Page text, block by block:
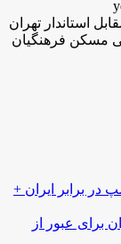
استاندار تهران
مسکن فرهنگیان
در برابر ایران +
برای عبور از